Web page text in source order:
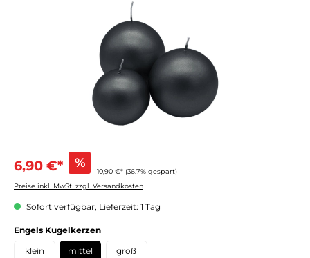
6,90 €* %
10,90 €* (36.7% gespart)
Preise inkl. MwSt. zzgl. Versandkosten
Sofort verfügbar, Lieferzeit: 1 Tag
Engels Kugelkerzenauswählen
klein mittel groß